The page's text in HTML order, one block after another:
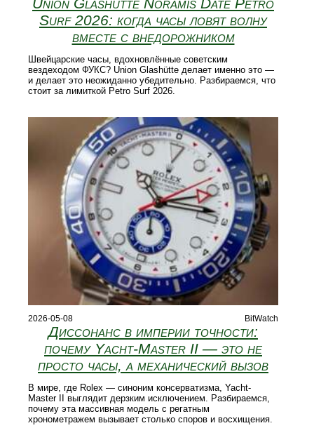
Surf 2026: когда часы ловят волну
вместе с внедорожником
Швейцарские часы, вдохновлённые советским
вездеходом ФУКС? Union Glashütte делает именно это —
и делает это неожиданно убедительно. Разбираемся, что
стоит за лимиткой Petro Surf 2026.
2026-05-08 BitWatch
Диссонанс в империи точности:
почему Yacht-Master II — это не
просто часы, а механический вызов
В мире, где Rolex — синоним консерватизма, Yacht-
Master II выглядит дерзким исключением. Разбираемся,
почему эта массивная модель с регатным
хронометражем вызывает столько споров и восхищения.